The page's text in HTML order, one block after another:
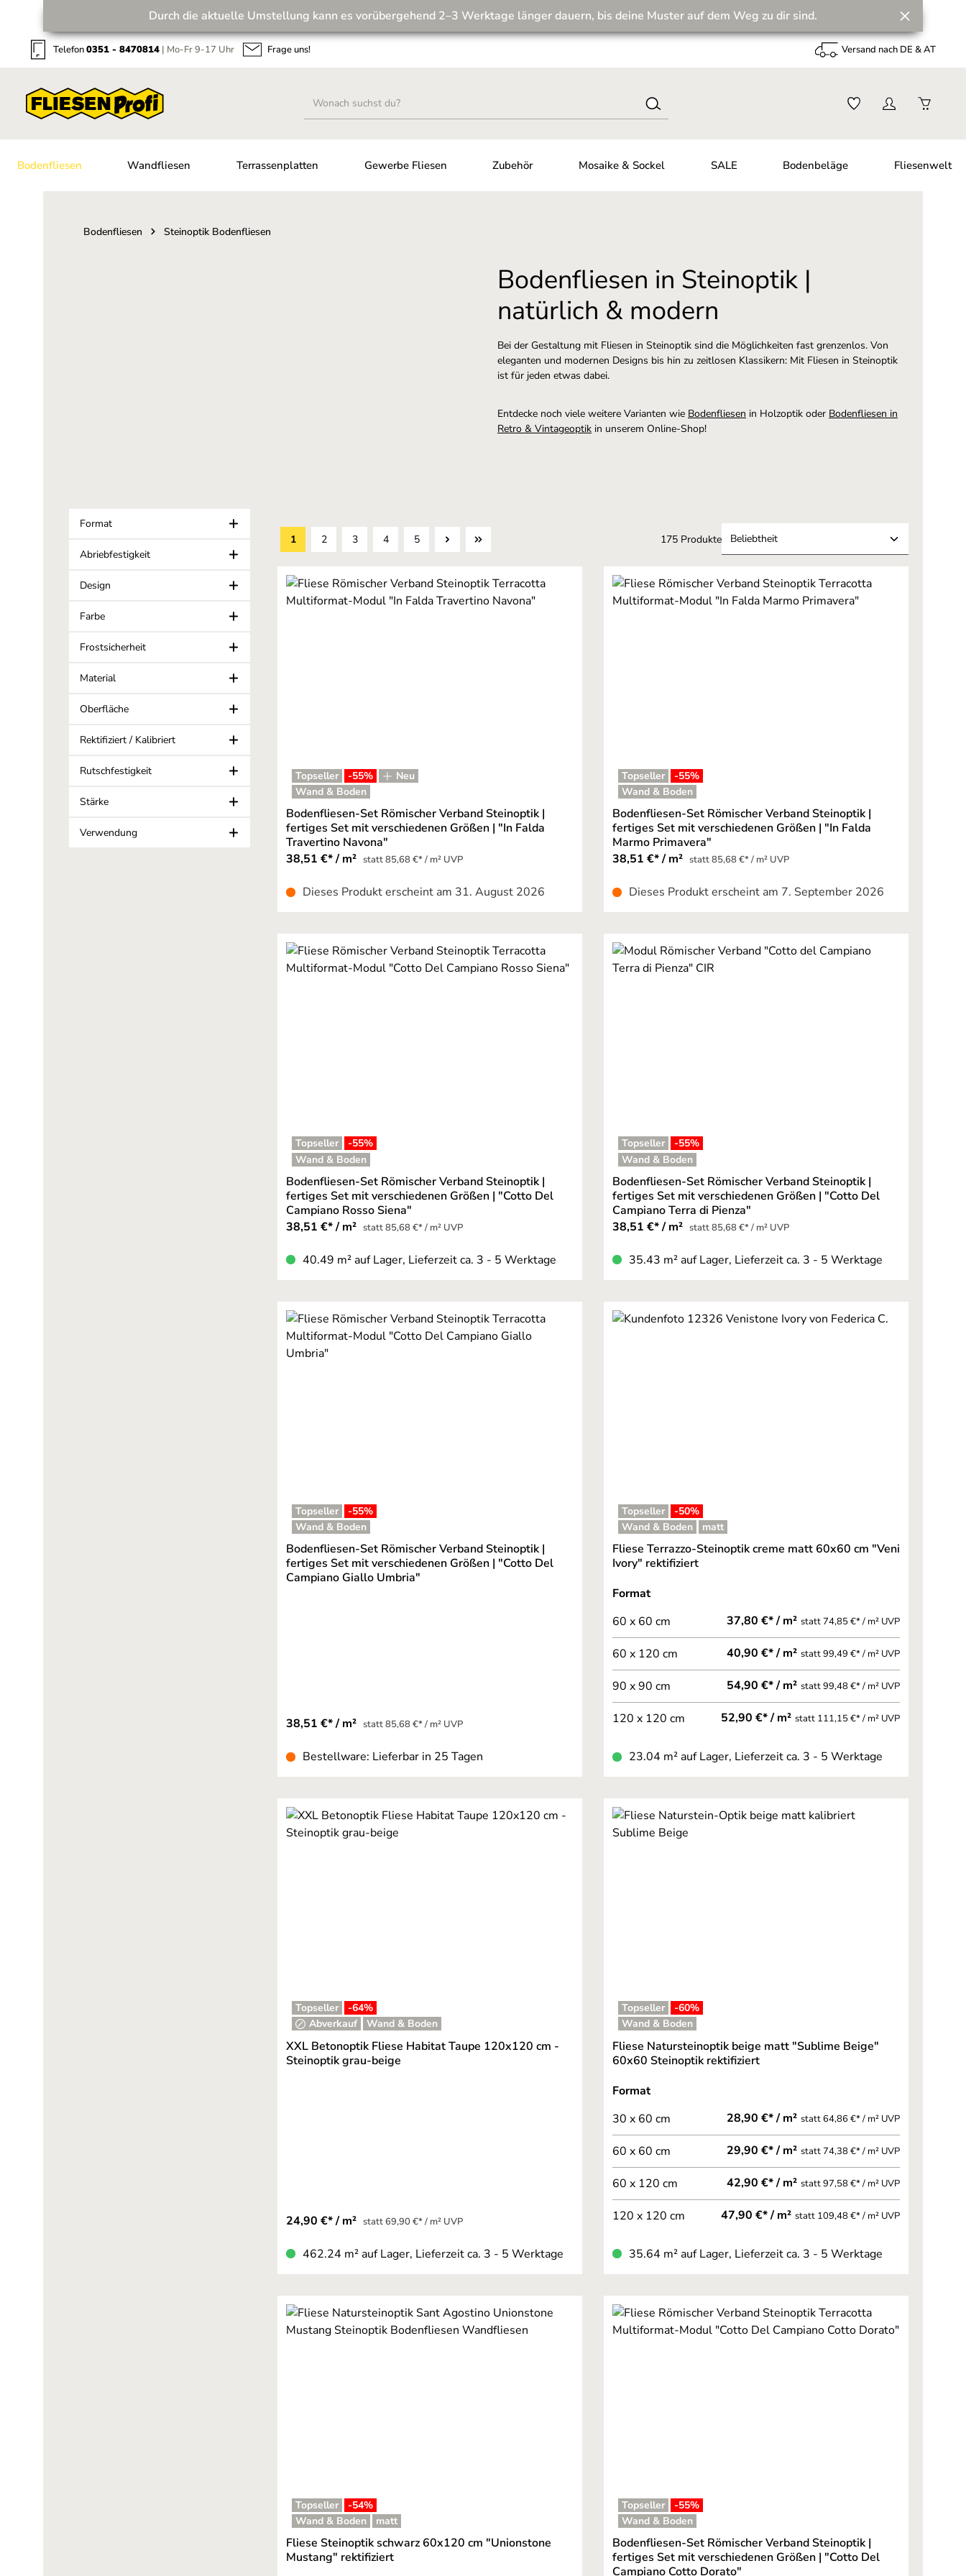
Zur Hauptnavigation springen
Wir machen unseren Musterversand fit für die Zukunft! 💪
Durch die aktuelle Umstellung kann es vorübergehend 2–3 Werktage länger dauern, bis deine Muster auf dem Weg zu dir sind.
Telefon0351 - 8470814 | Mo-Fr 9-17 Uhr Frage uns! Versand nach DE & AT
Bodenfliesen Wandfliesen Terrassenplatten Gewerbe Fliesen Zubehör Mosaike & Sockel SALE Bodenbeläge Fliesenwelt
Bodenfliesen Steinoptik Bodenfliesen
Bodenfliesen in Steinoptik |
natürlich & modern
Bei der Gestaltung mit Fliesen in Steinoptik sind die Möglichkeiten fast grenzenlos. Von
eleganten und modernen Designs bis hin zu zeitlosen Klassikern: Mit Fliesen in Steinoptik
ist für jeden etwas dabei.
Entdecke noch viele weitere Varianten wie Bodenfliesen in Holzoptik oder Bodenfliesen in
Retro & Vintageoptik in unserem Online-Shop!
Format
Abriebfestigkeit
Design
Farbe
Frostsicherheit
Material
Oberfläche
Rektifiziert / Kalibriert
Rutschfestigkeit
Stärke
Verwendung
Seite
1 Seite
2 Seite
3 Seite
4 Seite
5 175 Produkte
Topseller -55%
Neu
Wand & Boden
Bodenfliesen-Set Römischer Verband Steinoptik |
fertiges Set mit verschiedenen Größen | "In Falda
Travertino Navona"
38,51 €* / m² statt 85,68 €* / m² UVP
Dieses Produkt erscheint am 31. August 2026
Topseller -55%
Wand & Boden
Bodenfliesen-Set Römischer Verband Steinoptik |
fertiges Set mit verschiedenen Größen | "In Falda
Marmo Primavera"
38,51 €* / m² statt 85,68 €* / m² UVP
Dieses Produkt erscheint am 7. September 2026
Topseller -55%
Wand & Boden
Bodenfliesen-Set Römischer Verband Steinoptik |
fertiges Set mit verschiedenen Größen | "Cotto Del
Campiano Rosso Siena"
38,51 €* / m² statt 85,68 €* / m² UVP
40.49 m² auf Lager, Lieferzeit ca. 3 - 5 Werktage
Topseller -55%
Wand & Boden
Bodenfliesen-Set Römischer Verband Steinoptik |
fertiges Set mit verschiedenen Größen | "Cotto Del
Campiano Terra di Pienza"
38,51 €* / m² statt 85,68 €* / m² UVP
35.43 m² auf Lager, Lieferzeit ca. 3 - 5 Werktage
Topseller -55%
Wand & Boden
Bodenfliesen-Set Römischer Verband Steinoptik |
fertiges Set mit verschiedenen Größen | "Cotto Del
Campiano Giallo Umbria"
38,51 €* / m² statt 85,68 €* / m² UVP
Bestellware: Lieferbar in 25 Tagen
Topseller -50%
Wand & Boden
matt
Fliese Terrazzo-Steinoptik creme matt 60x60 cm "Veni
Ivory" rektifiziert
Formatauswählen
60 x 60 cm
37,80 €* / m² statt 74,85 €* / m² UVP
60 x 120 cm 40,90 €* / m² statt 99,49 €* / m² UVP
90 x 90 cm 54,90 €* / m² statt 99,48 €* / m² UVP
120 x 120 cm 52,90 €* / m² statt 111,15 €* / m² UVP
23.04 m² auf Lager, Lieferzeit ca. 3 - 5 Werktage
Topseller -64%
Abverkauf
Wand & Boden
XXL Betonoptik Fliese Habitat Taupe 120x120 cm -
Steinoptik grau-beige
24,90 €* / m² statt 69,90 €* / m² UVP
462.24 m² auf Lager, Lieferzeit ca. 3 - 5 Werktage
Topseller -60%
Wand & Boden
Fliese Natursteinoptik beige matt "Sublime Beige"
60x60 Steinoptik rektifiziert
Formatauswählen
30 x 60 cm
28,90 €* / m² statt 64,86 €* / m² UVP
60 x 60 cm 29,90 €* / m² statt 74,38 €* / m² UVP
60 x 120 cm 42,90 €* / m² statt 97,58 €* / m² UVP
120 x 120 cm 47,90 €* / m² statt 109,48 €* / m² UVP
35.64 m² auf Lager, Lieferzeit ca. 3 - 5 Werktage
Topseller -54%
Wand & Boden
matt
Fliese Steinoptik schwarz 60x120 cm "Unionstone
Mustang" rektifiziert
Topseller -55%
Wand & Boden
Bodenfliesen-Set Römischer Verband Steinoptik |
fertiges Set mit verschiedenen Größen | "Cotto Del
Campiano Cotto Dorato"